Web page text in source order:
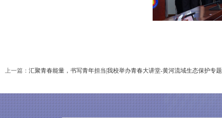
上一篇： 汇聚青春能量，书写青年担当|我校举办青春大讲堂-黄河流域生态保护专